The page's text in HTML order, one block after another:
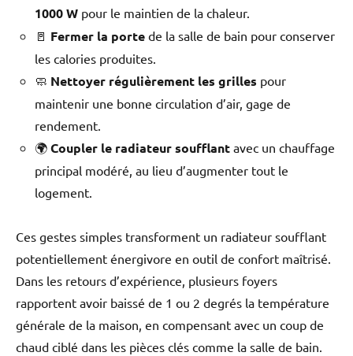
1000 W pour le maintien de la chaleur.
🚪 Fermer la porte de la salle de bain pour conserver
les calories produites.
🧼 Nettoyer régulièrement les grilles pour
maintenir une bonne circulation d’air, gage de
rendement.
🌍 Coupler le radiateur soufflant avec un chauffage
principal modéré, au lieu d’augmenter tout le
logement.
Ces gestes simples transforment un radiateur soufflant
potentiellement énergivore en outil de confort maîtrisé.
Dans les retours d’expérience, plusieurs foyers
rapportent avoir baissé de 1 ou 2 degrés la température
générale de la maison, en compensant avec un coup de
chaud ciblé dans les pièces clés comme la salle de bain.